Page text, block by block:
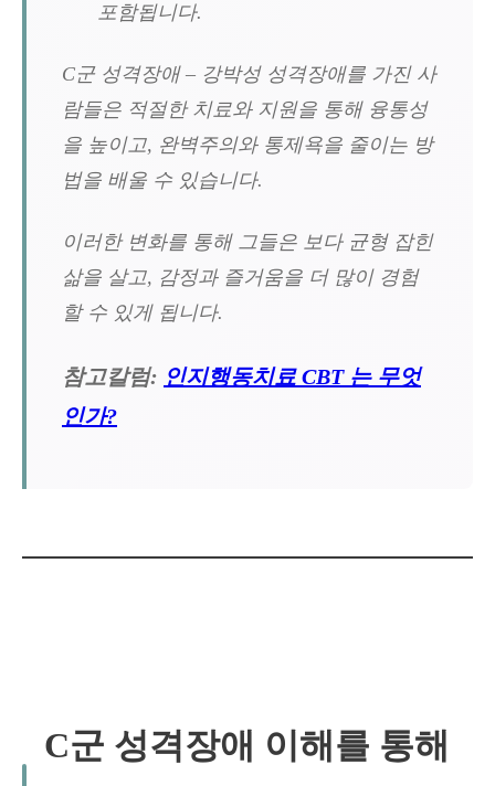
포함됩니다.
C군 성격장애 – 강박성 성격장애를 가진 사
람들은 적절한 치료와 지원을 통해 융통성
을 높이고, 완벽주의와 통제욕을 줄이는 방
법을 배울 수 있습니다.
이러한 변화를 통해 그들은 보다 균형 잡힌
삶을 살고, 감정과 즐거움을 더 많이 경험
할 수 있게 됩니다.
참고칼럼: 인지행동치료 CBT 는 무엇
인가?
C군 성격장애 이해를 통해